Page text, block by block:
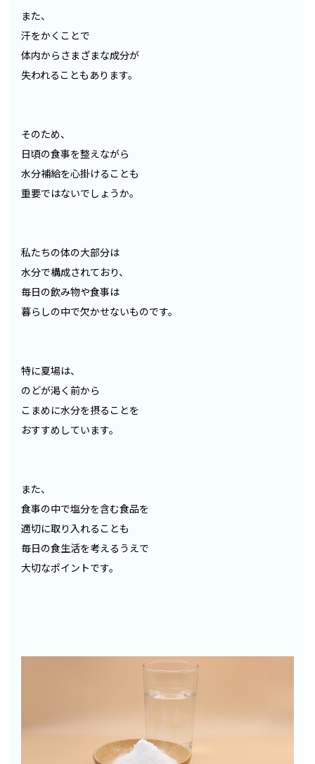
また、
汗をかくことで
体内からさまざまな成分が
失われることもあります。
そのため、
日頃の食事を整えながら
水分補給を心掛けることも
重要ではないでしょうか。
私たちの体の大部分は
水分で構成されており、
毎日の飲み物や食事は
暮らしの中で欠かせないものです。
特に夏場は、
のどが渇く前から
こまめに水分を摂ることを
おすすめしています。
また、
食事の中で塩分を含む食品を
適切に取り入れることも
毎日の食生活を考えるうえで
大切なポイントです。